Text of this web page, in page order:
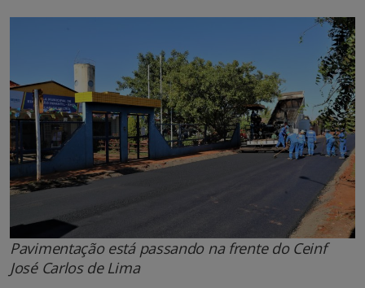
Pavimentação está passando na frente do Ceinf
José Carlos de Lima